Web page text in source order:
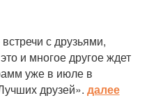
с друзьями,
и многое другое ждет
уже в июле в
друзей». далее